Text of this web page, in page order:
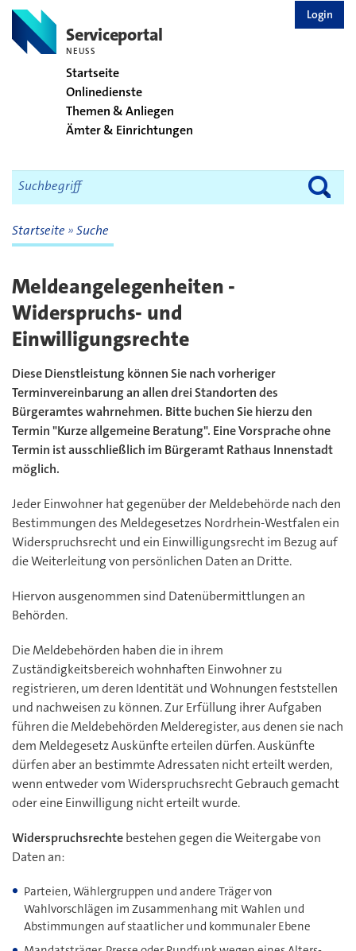
Serviceportal
NEUSS
Startseite
Onlinedienste
Themen & Anliegen
Ämter & Einrichtungen
Login
Startseite Suche
Meldeangelegenheiten -
Widerspruchs- und
Einwilligungsrechte
Diese Dienstleistung können Sie nach vorheriger
Terminvereinbarung an allen drei Standorten des
Bürgeramtes wahrnehmen. Bitte buchen Sie hierzu den
Termin "Kurze allgemeine Beratung". Eine Vorsprache ohne
Termin ist ausschließlich im Bürgeramt Rathaus Innenstadt
möglich.
Jeder Einwohner hat gegenüber der Meldebehörde nach den
Bestimmungen des Meldegesetzes Nordrhein-Westfalen ein
Widerspruchsrecht und ein Einwilligungsrecht im Bezug auf
die Weiterleitung von persönlichen Daten an Dritte.
Hiervon ausgenommen sind Datenübermittlungen an
Behörden.
Die Meldebehörden haben die in ihrem
Zuständigkeitsbereich wohnhaften Einwohner zu
registrieren, um deren Identität und Wohnungen feststellen
und nachweisen zu können. Zur Erfüllung ihrer Aufgaben
führen die Meldebehörden Melderegister, aus denen sie nach
dem Meldegesetz Auskünfte erteilen dürfen. Auskünfte
dürfen aber an bestimmte Adressaten nicht erteilt werden,
wenn entweder vom Widerspruchsrecht Gebrauch gemacht
oder eine Einwilligung nicht erteilt wurde.
Widerspruchsrechtebestehen gegen die Weitergabe von
Daten an:
Parteien, Wählergruppen und andere Träger von
Wahlvorschlägen im Zusammenhang mit Wahlen und
Abstimmungen auf staatlicher und kommunaler Ebene